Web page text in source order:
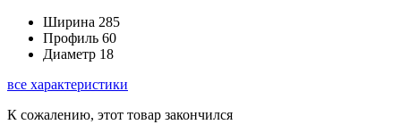
Ширина 285
Профиль 60
Диаметр 18
все характеристики
К сожалению, этот товар закончился